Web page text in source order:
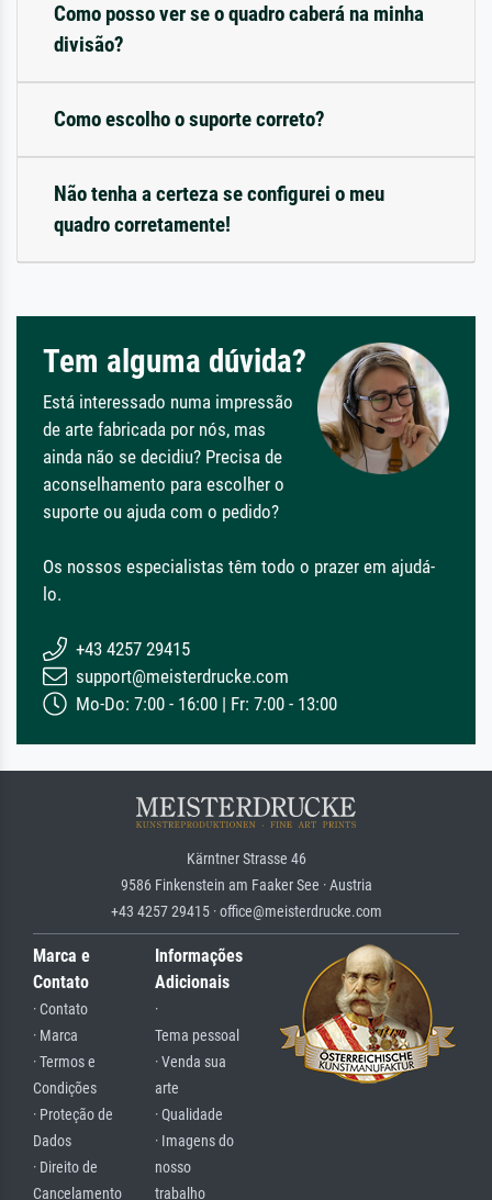
Como posso ver se o quadro caberá na minha
divisão?
Como escolho o suporte correto?
Não tenha a certeza se configurei o meu
quadro corretamente!
Tem alguma dúvida?
Está interessado numa impressão
de arte fabricada por nós, mas
ainda não se decidiu? Precisa de
aconselhamento para escolher o
suporte ou ajuda com o pedido?
Os nossos especialistas têm todo o prazer em ajudá-
lo.
+43 4257 29415
support@meisterdrucke.com
Mo-Do: 7:00 - 16:00 | Fr: 7:00 - 13:00
Kärntner Strasse 46
9586 Finkenstein am Faaker See · Austria
+43 4257 29415 · office@meisterdrucke.com
Marca e
Contato
· Contato
· Marca
· Termos e
Condições
· Proteção de
Dados
· Direito de
Cancelamento
Informações
Adicionais
·
Tema pessoal
· Venda sua
arte
· Qualidade
· Imagens do
nosso
trabalho